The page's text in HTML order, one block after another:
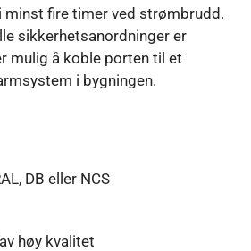
minst fire timer ved strømbrudd.
sikkerhetsanordninger er
mulig å koble porten til et
i bygningen.
DB eller NCS
høy kvalitet